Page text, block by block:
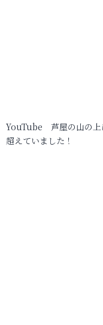
YouTube 芦屋の山の上
超えていました！